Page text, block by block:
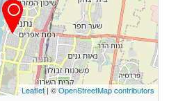
Leaflet | ©OpenStreetMap contributors